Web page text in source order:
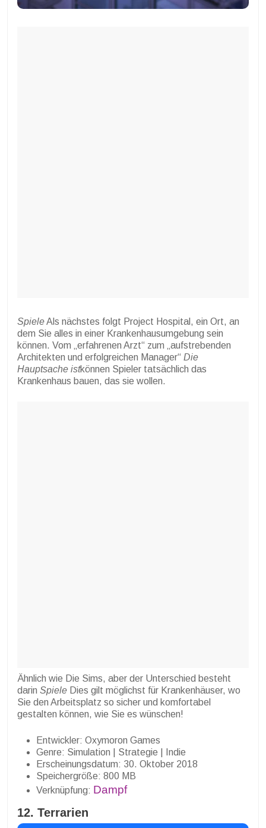
SpieleAls nächstes folgt Project Hospital, ein Ort, an
dem Sie alles in einer Krankenhausumgebung sein
können. Vom „erfahrenen Arzt“ zum „aufstrebenden
Architekten und erfolgreichen Manager“ Die
Hauptsache istkönnen Spieler tatsächlich das
Krankenhaus bauen, das sie wollen.
Ähnlich wie Die Sims, aber der Unterschied besteht
darin Spiele Dies gilt möglichst für Krankenhäuser, wo
Sie den Arbeitsplatz so sicher und komfortabel
gestalten können, wie Sie es wünschen!
Entwickler: Oxymoron Games
Genre: Simulation | Strategie | Indie
Erscheinungsdatum: 30. Oktober 2018
Speichergröße: 800 MB
Verknüpfung: Dampf
12. Terrarien